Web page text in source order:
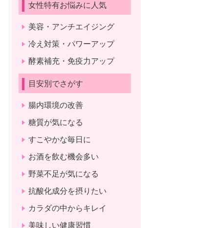
女性特有お悩みに人気
美容・アンチエイジング
冷え対策・パワーアップ
酵素補充・免疫力アップ
目安別でさがす
腸内環境の改善
糖質が気になる
すこやかな毎日に
お酒を飲む機会多い
野菜不足が気になる
抗酸化成分を摂りたい
カラダの中からキレイ
美味しい健康習慣